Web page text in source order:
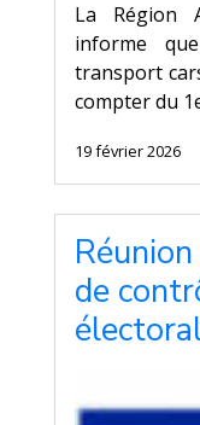
La Région
informe
transport
compter du
19 février 2026
de